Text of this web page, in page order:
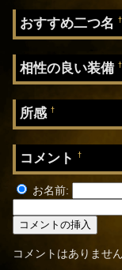
おすすめ二つ名†
相性の良い装備†
所感†
コメント†
お名前:
コメントはありませ